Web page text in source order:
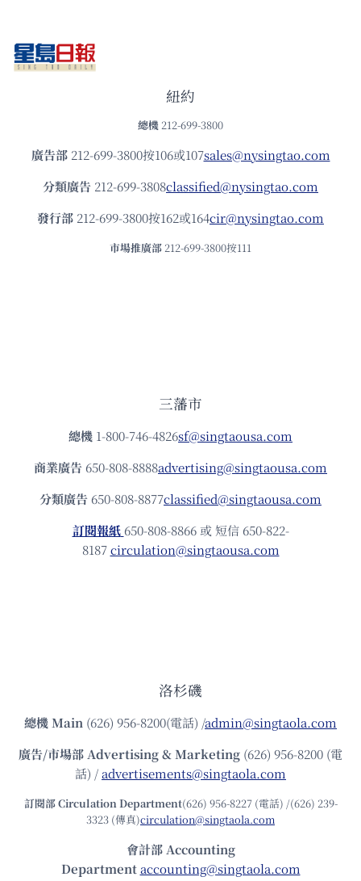
紐約
總機 212-699-3800
廣告部212-699-3800按106或107sales@nysingtao.com
分類廣告 212-699-3808classified@nysingtao.com
發⾏部 212-699-3800按162或164cir@nysingtao.com
市場推廣部 212-699-3800按111
三藩市
總機 1-800-746-4826sf@singtaousa.com
商業廣告 650-808-8888advertising@singtaousa.com
分類廣告 650-808-8877classified@singtaousa.com
訂閱報紙 650-808-8866 或 短信 650-822-
8187circulation@singtaousa.com
洛杉磯
總機Main (626) 956-8200(電話) /admin@singtaola.com
廣告/市場部Advertising & Marketing (626) 956-8200 (電
話) /advertisements@singtaola.com
訂閱部 Circulation Department(626) 956-8227 (電話) /(626) 239-
3323 (傳真)circulation@singtaola.com
會計部 Accounting
Department accounting@singtaola.com